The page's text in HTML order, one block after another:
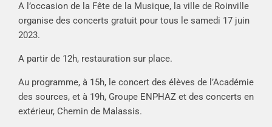
A l’occasion de la Fête de la Musique, la ville de Roinville
organise des concerts gratuit pour tous le samedi 17 juin
2023.
A partir de 12h, restauration sur place.
Au programme, à 15h, le concert des élèves de l’Académie
des sources, et à 19h, Groupe ENPHAZ et des concerts en
extérieur, Chemin de Malassis.